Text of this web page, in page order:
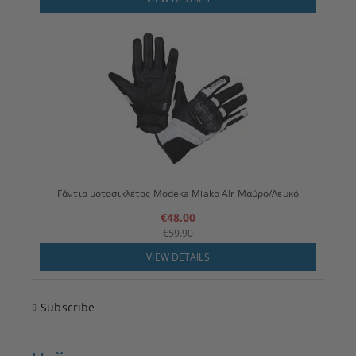
Γάντια μοτοσικλέτας Modeka Miako AIr Μαύρο/Λευκό
€48.00
€59.90
VIEW DETAILS
Subscribe